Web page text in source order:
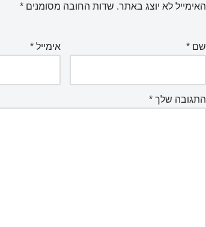
האימייל לא יוצג באתר. שדות החובה מסומנים*
שם* אימייל *
התגובה שלך*